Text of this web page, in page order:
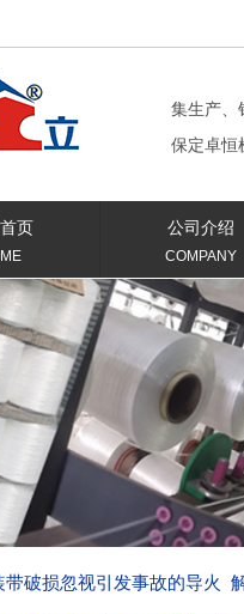
集生产、
保定卓恒
页 公司介绍
COMPANY
带破损忽视引发事故的导火